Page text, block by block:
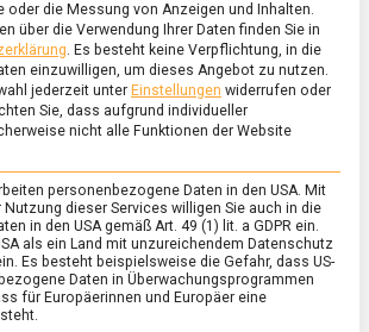
Co. – internationale
rund um Ostern
oder die Messung von Anzeigen und Inhalten.
über die Verwendung Ihrer Daten finden Sie in
. Es besteht keine Verpflichtung, in die
einzuwilligen, um dieses Angebot zu nutzen.
jederzeit unter Einstellungen widerrufen oder
Sie, dass aufgrund individueller
nicht alle Funktionen der Website
personenbezogene Daten in den USA. Mit
Nutzung dieser Services willigen Sie auch in die
in den USA gemäß Art. 49 (1) lit. a GDPR ein.
als ein Land mit unzureichendem Datenschutz
Es besteht beispielsweise die Gefahr, dass US-
Daten in Überwachungsprogrammen
für Europäerinnen und Europäer eine